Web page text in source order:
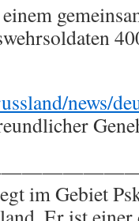
news/
im Gebiet